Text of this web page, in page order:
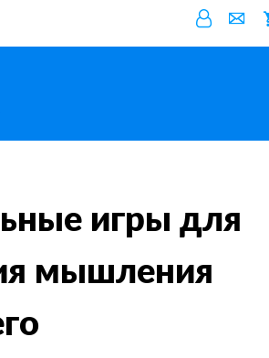
развития мышления будущего
игры для
мышления